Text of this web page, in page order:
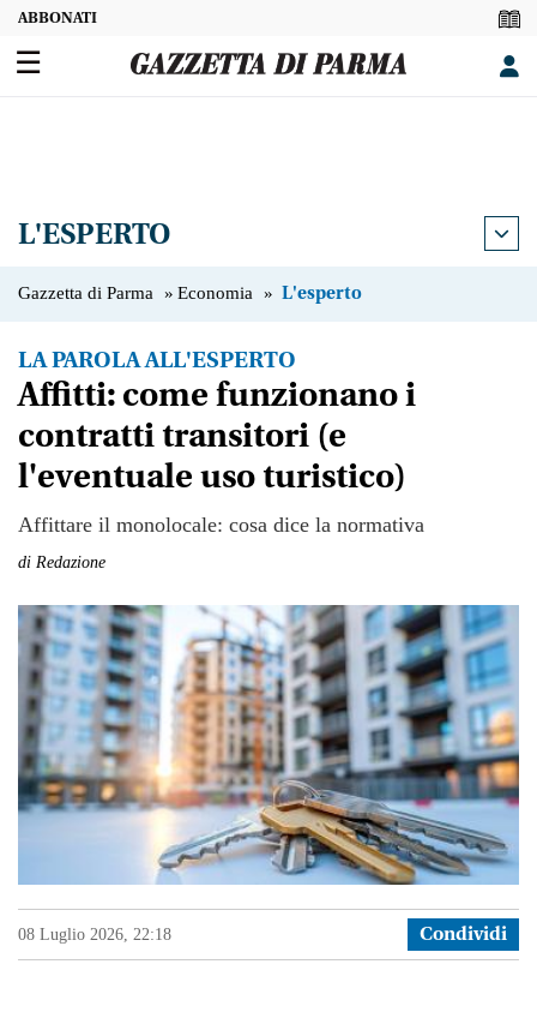
OFFERTA
DIGITALE
SEZIONI
PODCAST
NECROLOGI
RICEVI
LE
NEWS
SERVIZI
☰
L'ESPERTO
Gazzetta di Parma » Economia » L'esperto
LA PAROLA ALL'ESPERTO
Affitti: come funzionano i
contratti transitori (e
l'eventuale uso turistico)
Affittare il monolocale: cosa dice la normativa
di Redazione
08 Luglio 2026, 22:18 Condividi